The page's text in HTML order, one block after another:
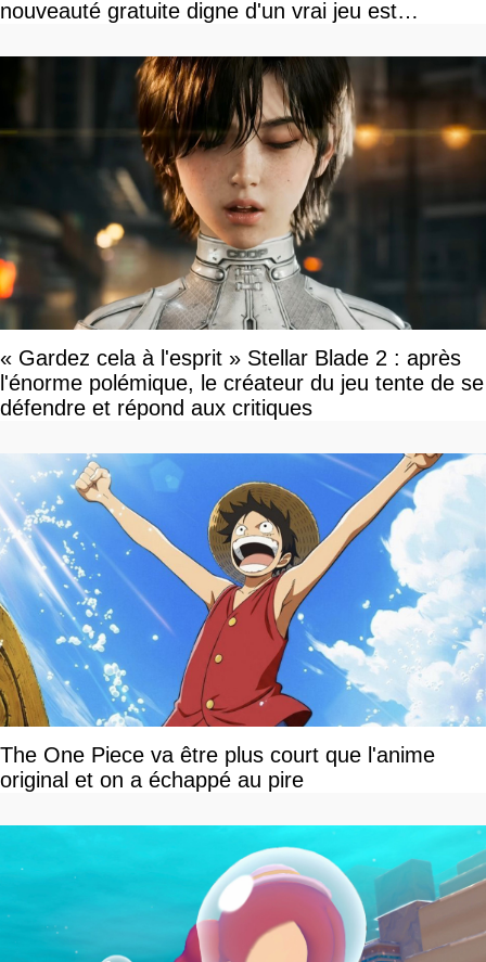
nouveauté gratuite digne d'un vrai jeu est
« Gardez cela à l'esprit » Stellar Blade 2 : après
l'énorme polémique, le créateur du jeu tente de se
défendre et répond aux critiques
The One Piece va être plus court que l'anime
original et on a échappé au pire